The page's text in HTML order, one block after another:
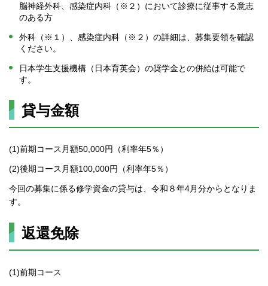
脳神経外科、感染症内科（※２）において診療に従事する意志
のある方
外科（※１）、感染症内科（※２）の詳細は、募集要領を確認
ください。
日本学生支援機構（日本育英会）の奨学金との併給は可能で
す。
貸与金額
(1)前期コース月額50,000円（利率年5％）
(2)後期コース月額100,000円（利率年5％）
今回の募集に係る修学資金の貸与は、令和８年4月分からとなりま
す。
返還免除
(1)前期コース